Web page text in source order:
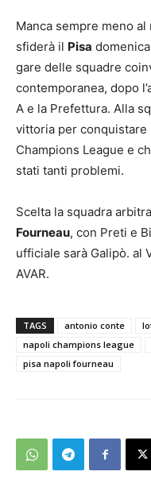
Manca sempre meno
sfiderà il Pisa
gare delle squadre
contemporanea, dopo
A e la Prefettura. Alla
vittoria per conquistare
Champions League e
stati tanti problemi.
Scelta la squadra
Fourneau, con Preti e
ufficiale sarà Galipò. al
AVAR.
TAGS antonio conte
napoli champions league
pisa napoli fourneau